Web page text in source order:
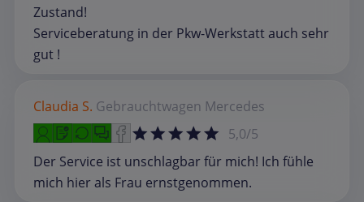
Zustand!
Serviceberatung in der Pkw-Werkstatt auch sehr
gut !
Claudia S. Gebrauchtwagen Mercedes
5,0/5
Der Service ist unschlagbar für mich! Ich fühle
mich hier als Frau ernstgenommen.